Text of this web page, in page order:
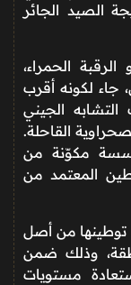
الصيد الجائر
الحمراء،
جاء لكونه أقرب
التشابه الجيني
القاحلة.
مكوّنة من
المعتمد من
توطينها من أصل
وذلك ضمن
مستويات